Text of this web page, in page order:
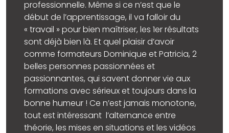
professionnelle. Même si ce n’est que le
début de l’apprentissage, il va falloir du
« travail » pour bien maîtriser, les 1er résultats
sont déjà bien là. Et quel plaisir d’avoir
comme formateurs Dominique et Patricia, 2
belles personnes passionnées et
passionnantes, qui savent donner vie aux
formations avec sérieux et toujours dans la
bonne humeur ! Ce n’est jamais monotone,
tout est intéressant l’alternance entre
théorie, les mises en situations et les vidéos